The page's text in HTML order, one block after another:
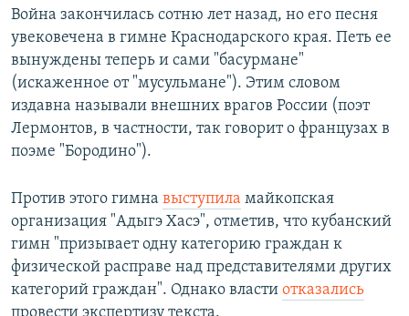
Война закончилась сотню лет назад, но его песня
увековечена в гимне Краснодарского края. Петь ее
вынуждены теперь и сами "басурмане"
(искаженное от "мусульмане"). Этим словом
издавна называли внешних врагов России (поэт
Лермонтов, в частности, так говорит о французах в
поэме "Бородино").
Против этого гимна выступила майкопская
организация "Адыгэ Хасэ", отметив, что кубанский
гимн "призывает одну категорию граждан к
физической расправе над представителями других
категорий граждан". Однако власти отказались